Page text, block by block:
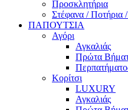
Προσκλητήρια
Στέφανα / Ποτήρια
ΠΑΠΟΥΤΣΙΑ
Αγόρι
Αγκαλιάς
Πρώτα
Κορίτσι
LUXURY
Αγκαλιάς